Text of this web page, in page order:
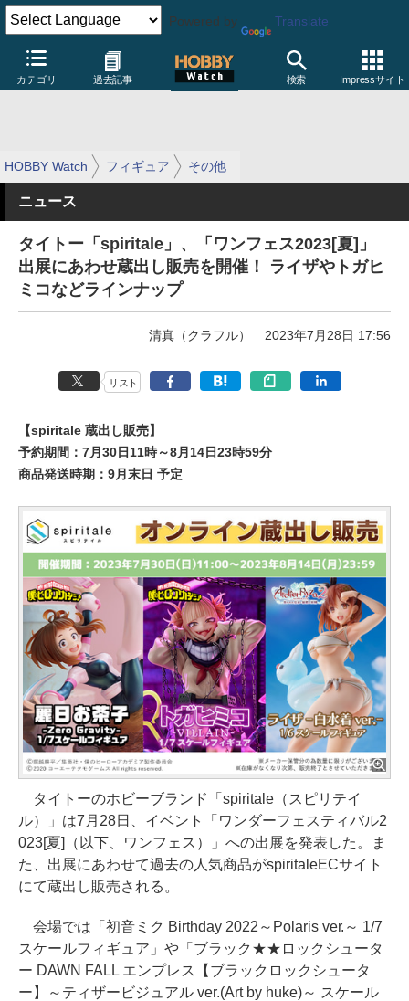
Powered by Translate
カテゴリ 過去記事 検索 Impressサイト
HOBBY Watch フィギュア その他
ニュース
タイトー「spiritale」、「ワンフェス2023[夏]」
出展にあわせ蔵出し販売を開催！ ライザやトガヒ
ミコなどラインナップ
清真（クラフル） 2023年7月28日 17:56
リスト
【spiritale 蔵出し販売】
予約期間：7月30日11時～8月14日23時59分
商品発送時期：9月末日 予定
タイトーのホビーブランド「spiritale（スピリテイ
ル）」は7月28日、イベント「ワンダーフェスティバル2
023[夏]（以下、ワンフェス）」への出展を発表した。ま
た、出展にあわせて過去の人気商品がspiritaleECサイト
にて蔵出し販売される。
会場では「初音ミク Birthday 2022～Polaris ver.～ 1/7
スケールフィギュア」や「ブラック★★ロックシュータ
ー DAWN FALL エンプレス【ブラックロックシュータ
ー】～ティザービジュアル ver.(Art by huke)～ スケール